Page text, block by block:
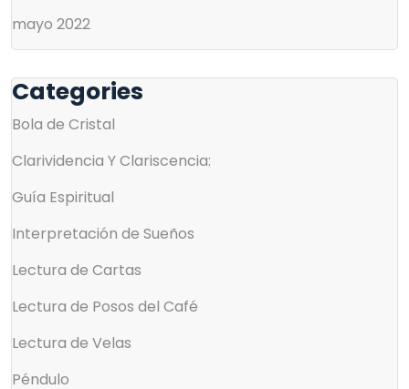
mayo 2022
Categories
Bola de Cristal
Clarividencia Y Clariscencia:
Guía Espiritual
Interpretación de Sueños
Lectura de Cartas
Lectura de Posos del Café
Lectura de Velas
Péndulo